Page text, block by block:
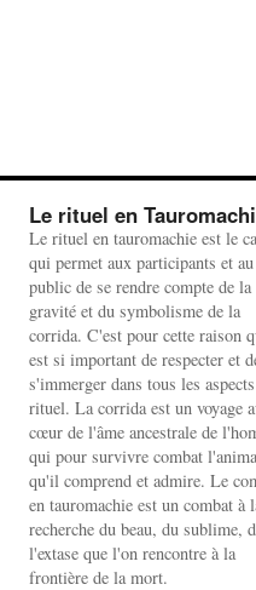
Le rituel en
Le rituel en tauromachie est le
qui permet aux participants et au
public de se rendre compte de la
gravité et du symbolisme de la
corrida. C'est pour cette raison
est si important de respecter et
s'immerger dans tous les
rituel. La corrida est un voyage
cœur de l'âme ancestrale de
qui pour survivre combat
qu'il comprend et admire. Le
en tauromachie est un combat à
recherche du beau, du sublime,
l'extase que l'on rencontre à la
frontière de la mort.